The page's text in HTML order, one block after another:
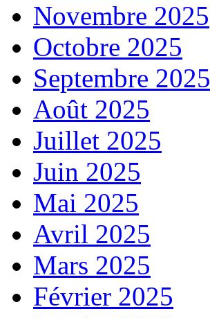
Novembre 2025
Octobre 2025
Septembre 2025
Août 2025
Juillet 2025
Juin 2025
Mai 2025
Avril 2025
Mars 2025
Février 2025